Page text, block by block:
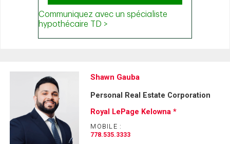
Shawn Gauba
Personal Real Estate Corporation
Royal LePage Kelowna *
MOBILE :
778.535.3333